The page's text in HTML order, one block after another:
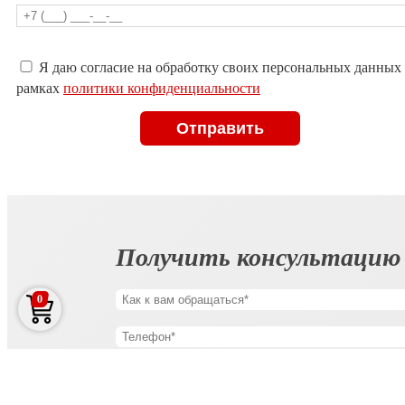
это
поле
Я даю согласие на обработку своих персональных данных
рамкахполитики конфиденциальности
Получить консультацию
0